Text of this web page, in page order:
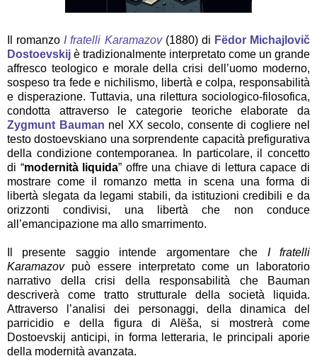
Il romanzo I fratelli Karamazov(1880) di Fëdor Michajlovič
Dostoevskij è tradizionalmente interpretato come un grande
affresco teologico e morale della crisi dell’uomo moderno,
sospeso tra fede e nichilismo, libertà e colpa, responsabilità
e disperazione. Tuttavia, una rilettura sociologico-filosofica,
condotta attraverso le categorie teoriche elaborate da
Zygmunt Bauman nel XX secolo, consente di cogliere nel
testo dostoevskiano una sorprendente capacità prefigurativa
della condizione contemporanea. In particolare, il concetto
di “modernità liquida” offre una chiave di lettura capace di
mostrare come il romanzo metta in scena una forma di
libertà slegata da legami stabili, da istituzioni credibili e da
orizzonti condivisi, una libertà che non conduce
all’emancipazione ma allo smarrimento.
Il presente saggio intende argomentare che I fratelli
Karamazovpuò essere interpretato come un laboratorio
narrativo della crisi della responsabilità che Bauman
descriverà come tratto strutturale della società liquida.
Attraverso l’analisi dei personaggi, della dinamica del
parricidio e della figura di Alëša, si mostrerà come
Dostoevskij anticipi, in forma letteraria, le principali aporie
della modernità avanzata.